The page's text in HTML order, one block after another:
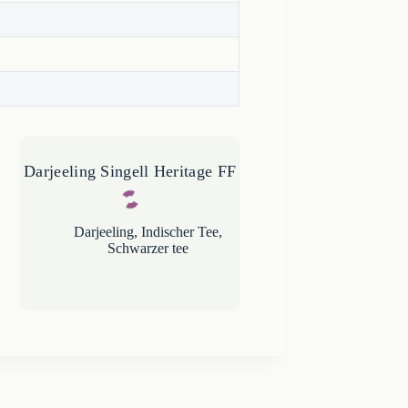
Darjeeling Singell Heritage FF
Darjeeling,Indischer Tee,
Schwarzer tee